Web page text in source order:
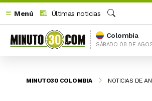
Menú
Últimas noticias
Buscar
Colombia
SÁBADO 08 DE
MINUTO30 COLOMBIA NOTICIAS DE